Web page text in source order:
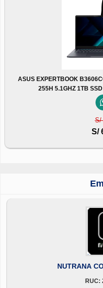
ASUS EXPERTBOOK
255H 5.1GHZ 1TB
S/
S/
NUTRANA
RUC: